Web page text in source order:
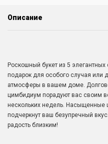
Описание
Роскошный букет из 5
подарок для особого случая или
атмосферы в вашем доме.
цимбидиум порадуют вас своим
нескольких недель. Насыщенные
подчеркнут ваш безупречный
радость близким!